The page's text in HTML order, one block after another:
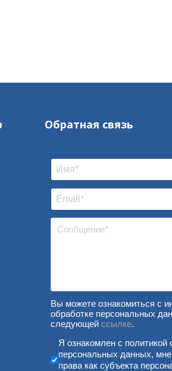
Обратная связь
Вы можете ознакомиться с
обработке персональных
следующей ссылке.
Согласие на
Я ознакомлен с политикой
персональных данных,
права как субъекта